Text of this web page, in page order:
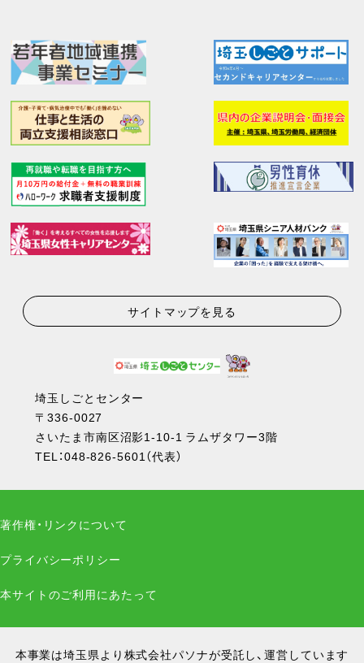
サイトマップを見る
埼玉しごとセンター
〒336-0027
さいたま市南区沼影1-10-1 ラムザタワー3階
TEL：048-826-5601（代表）
著作権・リンクについて
プライバシーポリシー
本サイトのご利用にあたって
本事業は埼玉県より株式会社パソナが受託し、運営しています